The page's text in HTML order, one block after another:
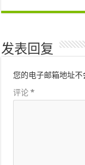
发表回复
您的电子邮箱地址不
评论*